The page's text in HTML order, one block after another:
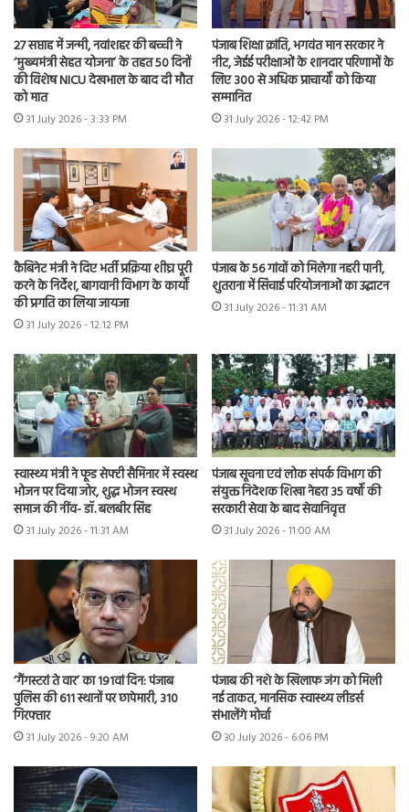
27 सप्ताह में जन्मी, नवांशहर की बच्ची ने
‘मुख्यमंत्री सेहत योजना’ के तहत 50 दिनों
की विशेष NICU देखभाल के बाद दी मौत
को मात
31 July 2026 - 3:33 PM
पंजाब शिक्षा क्रांति, भगवंत मान सरकार ने
नीट, जेईई परीक्षाओं के शानदार परिणामों के
लिए 300 से अधिक प्राचार्यों को किया
सम्मानित
31 July 2026 - 12:42 PM
कैबिनेट मंत्री ने दिए भर्ती प्रक्रिया शीघ्र पूरी
करने के निर्देश, बागवानी विभाग के कार्यों
की प्रगति का लिया जायजा
31 July 2026 - 12:12 PM
पंजाब के 56 गांवों को मिलेगा नहरी पानी,
शुतराना में सिंचाई परियोजनाओं का उद्घाटन
31 July 2026 - 11:31 AM
स्वास्थ्य मंत्री ने फूड सेफ्टी सैमिनार में स्वस्थ
भोजन पर दिया जोर, शुद्ध भोजन स्वस्थ
समाज की नींव- डॉ. बलबीर सिंह
31 July 2026 - 11:31 AM
पंजाब सूचना एवं लोक संपर्क विभाग की
संयुक्त निदेशक शिखा नेहरा 35 वर्षों की
सरकारी सेवा के बाद सेवानिवृत्त
31 July 2026 - 11:00 AM
‘गैंगस्टरां ते वार’ का 191वां दिन: पंजाब
पुलिस की 611 स्थानों पर छापेमारी, 310
गिरफ्तार
31 July 2026 - 9:20 AM
पंजाब की नशे के खिलाफ जंग को मिली
नई ताकत, मानसिक स्वास्थ्य लीडर्स
संभालेंगे मोर्चा
30 July 2026 - 6:06 PM